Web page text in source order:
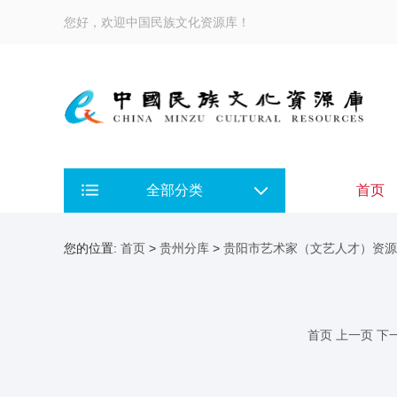
您好，欢迎中国民族文化资源库！
全部分类 首页
您的位置: 首页 > 贵州分库 > 贵阳市艺术家（文艺人才）资
首页 上一页 下